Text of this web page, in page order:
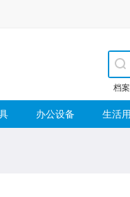
档
办公设备 生活